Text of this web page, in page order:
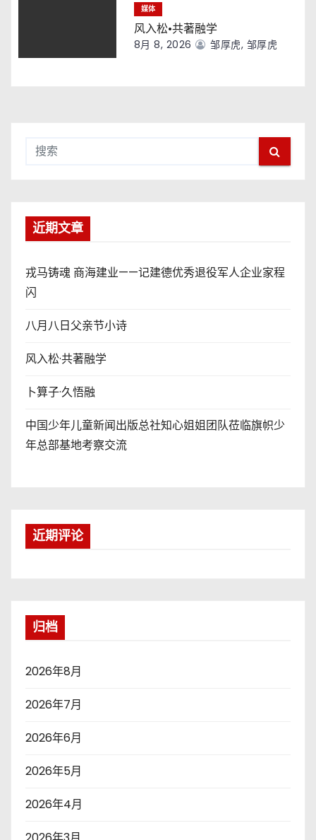
媒体
风入松·共著融学
8月 8, 2026 邹厚虎, 邹厚虎
近期文章
戎马铸魂 商海建业——记建德优秀退役军人企业家程
闪
八月八日父亲节小诗
风入松·共著融学
卜算子·久悟融
中国少年儿童新闻出版总社知心姐姐团队莅临旗帜少
年总部基地考察交流
近期评论
归档
2026年8月
2026年7月
2026年6月
2026年5月
2026年4月